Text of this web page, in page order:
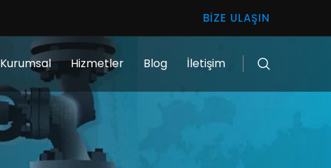
BIZE ULAŞIN
Kurumsal Hizmetler Blog İletişim